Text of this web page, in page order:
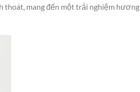
thoát, mang đến một trải nghiệm hương